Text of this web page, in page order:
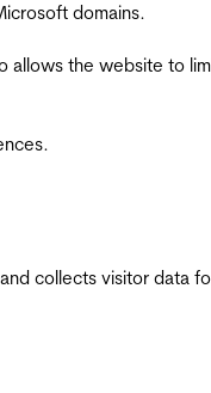
domains.
the website to
collects visitor data